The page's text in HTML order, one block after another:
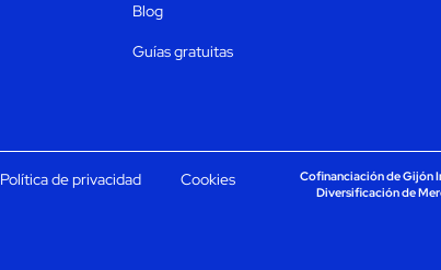
Blog
Guías gratuitas
Política de privacidad Cookies
Cofinanciación de Gijón
Diversificación de